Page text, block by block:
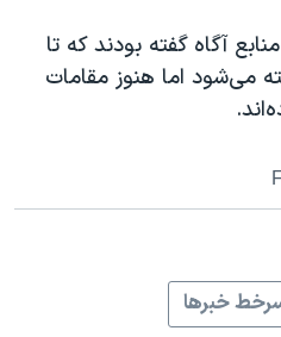
آگاه گفته بودند که تا
می‌شود اما هنوز مقامات
خبرها